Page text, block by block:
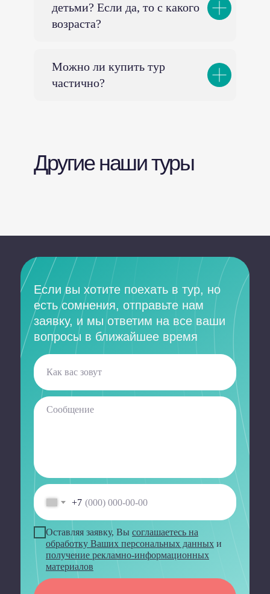
детьми? Если да, то с какого
возраста?
Можно ли купить тур
частично?
Другие наши туры
Если вы хотите поехать в тур, но
есть сомнения, отправьте нам
заявку, и мы ответим на все ваши
вопросы в ближайшее время
+7
Оставляя заявку, Вы соглашаетесь на
обработку Ваших персональных данных и
получение рекламно-информационных
материалов